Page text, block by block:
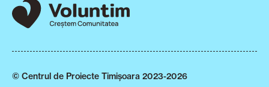
© Centrul de Proiecte Timișoara 2023-2026